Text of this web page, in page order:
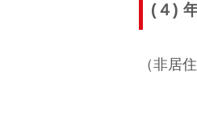
(４)
（非居